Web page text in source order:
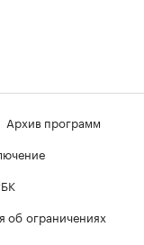
Архив программ
об ограничениях